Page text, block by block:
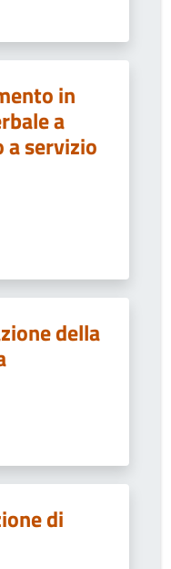
in
a
a servizio
della
di